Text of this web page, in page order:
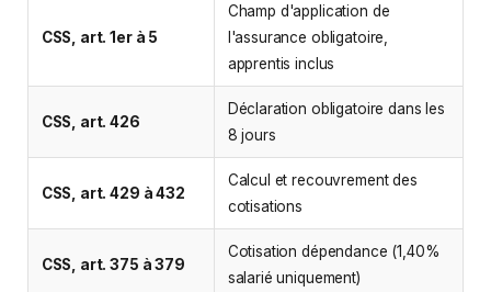
CSS, art. 1er à 5
Champ d'application de
l'assurance obligatoire,
apprentis inclus
CSS, art. 426
Déclaration obligatoire dans les
8 jours
CSS, art. 429 à 432
Calcul et recouvrement des
cotisations
CSS, art. 375 à 379
Cotisation dépendance (1,40%
salarié uniquement)